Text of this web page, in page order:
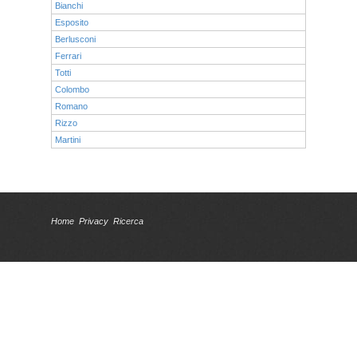
Bianchi
Esposito
Berlusconi
Ferrari
Totti
Colombo
Romano
Rizzo
Martini
Home Privacy Ricerca